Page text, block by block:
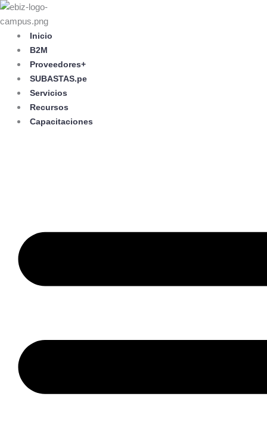
Skip
to
content
Inicio
B2M
Proveedores+
SUBASTAS.pe
Servicios
Recursos
Capacitaciones